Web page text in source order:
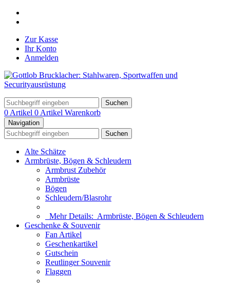
Zur Kasse
Ihr Konto
Anmelden
Suchen
0 Artikel 0 Artikel Warenkorb
Navigation
Suchen
Alte Schätze
Armbrüste, Bögen & Schleudern
Armbrust Zubehör
Armbrüste
Bögen
Schleudern/Blasrohr
Mehr Details: Armbrüste, Bögen & Schleudern
Geschenke & Souvenir
Fan Artikel
Geschenkartikel
Gutschein
Reutlinger Souvenir
Flaggen